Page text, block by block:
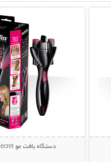
دستگاه بافت مو Twist Secret